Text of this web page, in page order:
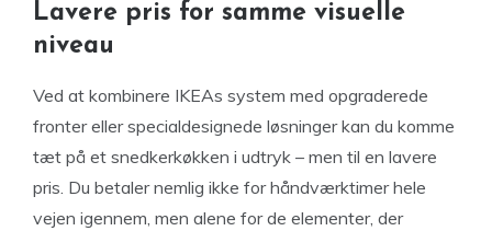
Lavere pris for samme visuelle
niveau
Ved at kombinere IKEAs system med opgraderede
fronter eller specialdesignede løsninger kan du komme
tæt på et snedkerkøkken i udtryk – men til en lavere
pris. Du betaler nemlig ikke for håndværktimer hele
vejen igennem, men alene for de elementer, der